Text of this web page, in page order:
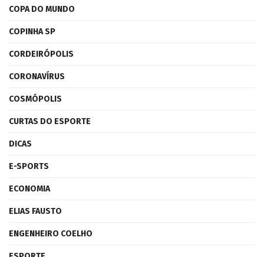
COPA DO MUNDO
COPINHA SP
CORDEIRÓPOLIS
CORONAVÍRUS
COSMÓPOLIS
CURTAS DO ESPORTE
DICAS
E-SPORTS
ECONOMIA
ELIAS FAUSTO
ENGENHEIRO COELHO